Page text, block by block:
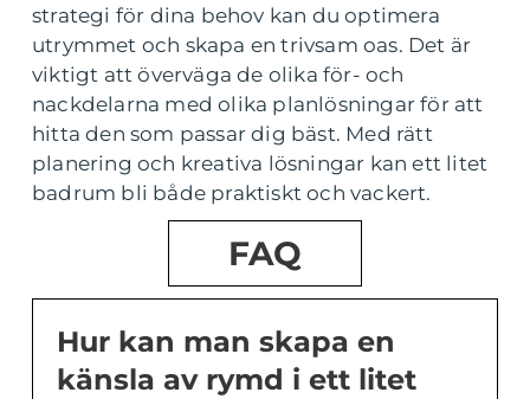
strategi för dina behov kan du optimera
utrymmet och skapa en trivsam oas. Det är
viktigt att överväga de olika för- och
nackdelarna med olika planlösningar för att
hitta den som passar dig bäst. Med rätt
planering och kreativa lösningar kan ett litet
badrum bli både praktiskt och vackert.
FAQ
Hur kan man skapa en
känsla av rymd i ett litet